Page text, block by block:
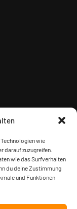
wie
darauf zuzugreifen.
wie das Surfverhalten
du deine Zustimmung
und Funktionen